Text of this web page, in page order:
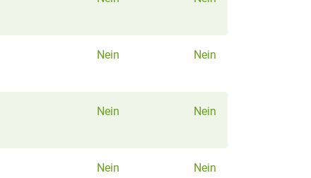
Nein Nein
Nein Nein
Nein Nein